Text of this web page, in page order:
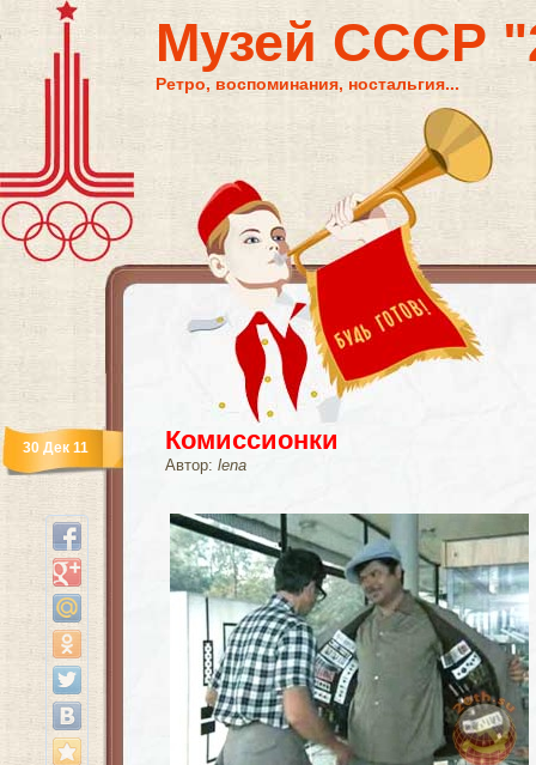
Музей СССР
Ретро, воспоминания, ностальгия...
Комиссионки
Автор: lena
30 Дек 11